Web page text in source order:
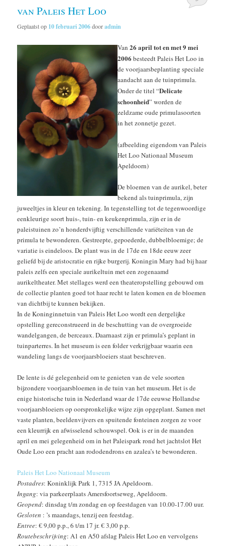
van Paleis Het Loo
Geplaatst op 10 februari 2006dooradmin
Van26 april tot en met 9 mei
2006besteedt Paleis Het Loo in
de voorjaarsbeplanting speciale
aandacht aan de tuinprimula.
Onder de titel “Delicate
schoonheid” worden de
zeldzame oude primulasoorten
in het zonnetje gezet.
(afbeelding eigendom van Paleis
Het Loo Nationaal Museum
Apeldoorn)
De bloemen van de aurikel, beter
bekend als tuinprimula, zijn
juweeltjes in kleur en tekening. In tegenstelling tot de tegenwoordige
eenkleurige soort huis-, tuin- en keukenprimula, zijn er in de
paleistuinen zo’n honderdvijftig verschillende variëteiten van de
primula te bewonderen. Gestreepte, gepoederde, dubbelbloemige; de
variatie is eindeloos. De plant was in de 17de en 18de eeuw zeer
geliefd bij de aristocratie en rijke burgerij. Koningin Mary had bij haar
paleis zelfs een speciale aurikeltuin met een zogenaamd
aurikeltheater. Met stellages werd een theateropstelling gebouwd om
de collectie planten goed tot haar recht te laten komen en de bloemen
van dichtbij te kunnen bekijken.
In de Koninginnetuin van Paleis Het Loo wordt een dergelijke
opstelling gereconstrueerd in de beschutting van de overgroeide
wandelgangen, de berceaux. Daarnaast zijn er primula’s geplant in
tuinparterres. In het museum is een folder verkrijgbaar waarin een
wandeling langs de voorjaarsbloeiers staat beschreven.
De lente is dé gelegenheid om te genieten van de vele soorten
bijzondere voorjaarsbloemen in de tuin van het museum. Het is de
enige historische tuin in Nederland waar de 17de eeuwse Hollandse
voorjaarsbloeiers op oorspronkelijke wijze zijn opgeplant. Samen met
vaste planten, beeldenvijvers en spuitende fonteinen zorgen ze voor
een kleurrijk en afwisselend schouwspel. Ook is er in de maanden
april en mei gelegenheid om in het Paleispark rond het jachtslot Het
Oude Loo een pracht aan rododendrons en azalea’s te bewonderen.
Paleis Het Loo Nationaal Museum
Postadres: Koninklijk Park 1, 7315 JA Apeldoorn.
Ingang: via parkeerplaats Amersfoortseweg, Apeldoorn.
Geopend: dinsdag t/m zondag en op feestdagen van 10.00-17.00 uur.
Gesloten : ’s maandags, tenzij een feestdag.
Entree: € 9,00 p.p., 6 t/m 17 jr. € 3,00 p.p.
Routebeschrijving: A1 en A50 afslag Paleis Het Loo en vervolgens